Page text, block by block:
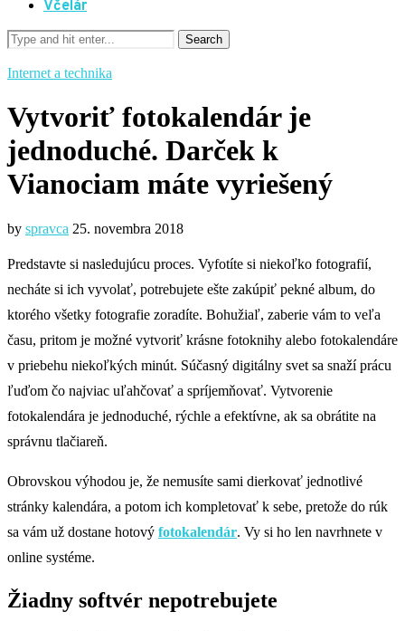
Včelár
Internet a technika
Vytvoriť fotokalendár je
jednoduché. Darček k
Vianociam máte vyriešený
by spravca 25. novembra 2018
Predstavte si nasledujúcu proces. Vyfotíte si niekoľko fotografií,
necháte si ich vyvolať, potrebujete ešte zakúpiť pekné album, do
ktorého všetky fotografie zoradíte. Bohužiaľ, zaberie vám to veľa
času, pritom je možné vytvoriť krásne fotoknihy alebo fotokalendáre
v priebehu niekoľkých minút. Súčasný digitálny svet sa snaží prácu
ľuďom čo najviac uľahčovať a spríjemňovať. Vytvorenie
fotokalendára je jednoduché, rýchle a efektívne, ak sa obrátite na
správnu tlačiareň.
Obrovskou výhodou je, že nemusíte sami dierkovať jednotlivé
stránky kalendára, a potom ich kompletovať k sebe, pretože do rúk
sa vám už dostane hotový fotokalendár. Vy si ho len navrhnete v
online systéme.
Žiadny softvér nepotrebujete